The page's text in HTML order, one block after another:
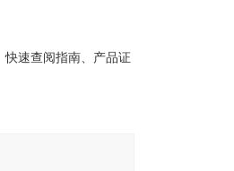
速查阅指南、产品证